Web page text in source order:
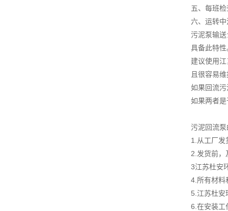
五、每班
六、运转
污泥泵输
具备此特性
建议使用
且很容易
如果回流
如果两者
污泥回流
1.从工厂发
2.发货前，
3江苏杜安
4.所有材料
5.江苏杜安
6.在安装工